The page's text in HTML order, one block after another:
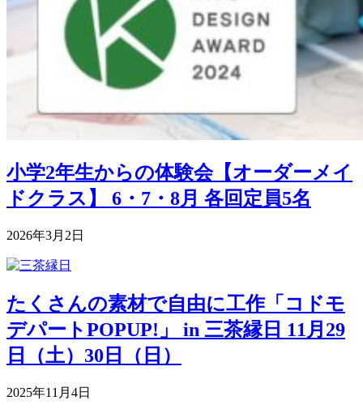
小学2年生からの体験会【オーダーメイ
ドクラス】 6・7・8月 各回定員5名
2026年3月2日
たくさんの素材で自由に工作「コドモ
デパートPOPUP!」 in 三茶縁日 11月29
日（土）30日（日）
2025年11月4日